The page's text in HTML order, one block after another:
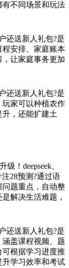
不同场景和玩法
还送新人礼包?是
安排、家庭账本
让家庭事务更加
还送新人礼包?是
家可以种植农作
，还能扩建土
！deepseek、
28预测?通过语
问题重点，自动整
解决生活难题，
还送新人礼包?是
盖课程视频、题
根据学习进度推
学习效率和考试